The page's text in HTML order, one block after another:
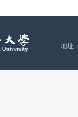
地址